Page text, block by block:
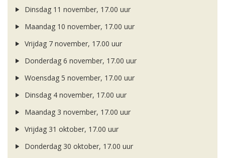
Dinsdag 11 november, 17.00 uur
Maandag 10 november, 17.00 uur
Vrijdag 7 november, 17.00 uur
Donderdag 6 november, 17.00 uur
Woensdag 5 november, 17.00 uur
Dinsdag 4 november, 17.00 uur
Maandag 3 november, 17.00 uur
Vrijdag 31 oktober, 17.00 uur
Donderdag 30 oktober, 17.00 uur